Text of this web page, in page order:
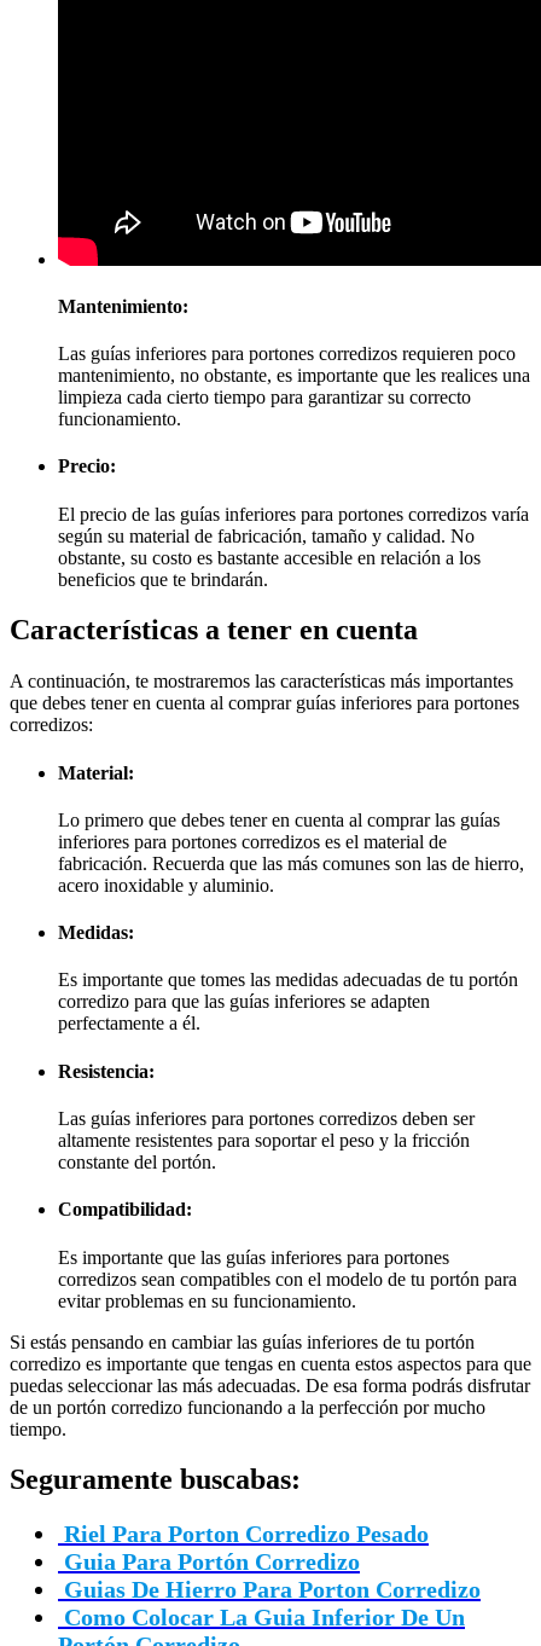
Mantenimiento:
Las guías inferiores para portones corredizos requieren poco
mantenimiento, no obstante, es importante que les realices una
limpieza cada cierto tiempo para garantizar su correcto
funcionamiento.
Precio:
El precio de las guías inferiores para portones corredizos varía
según su material de fabricación, tamaño y calidad. No
obstante, su costo es bastante accesible en relación a los
beneficios que te brindarán.
Características a tener en cuenta
A continuación, te mostraremos las características más importantes
que debes tener en cuenta al comprar guías inferiores para portones
corredizos:
Material:
Lo primero que debes tener en cuenta al comprar las guías
inferiores para portones corredizos es el material de
fabricación. Recuerda que las más comunes son las de hierro,
acero inoxidable y aluminio.
Medidas:
Es importante que tomes las medidas adecuadas de tu portón
corredizo para que las guías inferiores se adapten
perfectamente a él.
Resistencia:
Las guías inferiores para portones corredizos deben ser
altamente resistentes para soportar el peso y la fricción
constante del portón.
Compatibilidad:
Es importante que las guías inferiores para portones
corredizos sean compatibles con el modelo de tu portón para
evitar problemas en su funcionamiento.
Si estás pensando en cambiar las guías inferiores de tu portón
corredizo es importante que tengas en cuenta estos aspectos para que
puedas seleccionar las más adecuadas. De esa forma podrás disfrutar
de un portón corredizo funcionando a la perfección por mucho
tiempo.
Seguramente buscabas:
Riel Para Porton Corredizo Pesado
Guia Para Portón Corredizo
Guias De Hierro Para Porton Corredizo
Como Colocar La Guia Inferior De Un